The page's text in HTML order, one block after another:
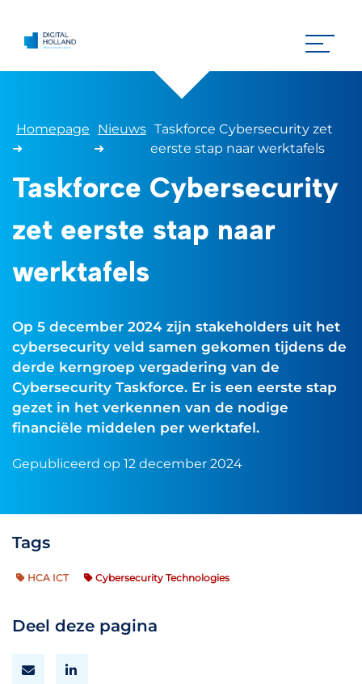
Homepage
➜
Nieuws
➜
Taskforce Cybersecurity zet
eerste stap naar werktafels
Taskforce Cybersecurity
zet eerste stap naar
werktafels
Op 5 december 2024 zijn stakeholders uit het
cybersecurity veld samen gekomen tijdens de
derde kerngroep vergadering van de
Cybersecurity Taskforce. Er is een eerste stap
gezet in het verkennen van de nodige
financiële middelen per werktafel.
Gepubliceerd op 12 december 2024
Tags
HCA ICT Cybersecurity Technologies
Deel deze pagina